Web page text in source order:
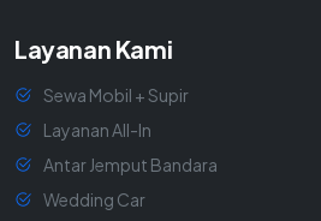
Layanan Kami
Sewa Mobil + Supir
Layanan All-In
Antar Jemput Bandara
Wedding Car